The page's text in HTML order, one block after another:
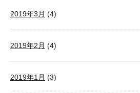
2019年3月 (4)
2019年2月 (4)
2019年1月 (3)